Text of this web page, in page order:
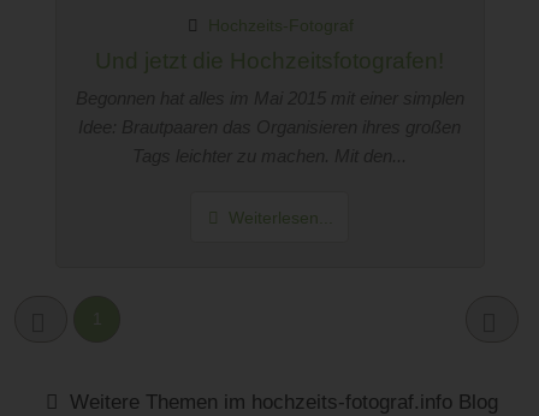
Und jetzt die Hochzeitsfotografen!
Hochzeits-Fotograf
Weiterlesen...
Weitere Themen im hochzeits-fotograf.info Blog